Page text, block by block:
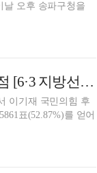
날 오후 송파구청을
이기재 양천구청장 재선…목동 재건축 완성에 방점 [6·3 지방선거]
이기재 국민의힘 후
표(52.87%)를 얻어